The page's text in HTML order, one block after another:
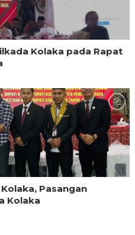
Kolaka pada Rapat
Pasangan
Kolaka